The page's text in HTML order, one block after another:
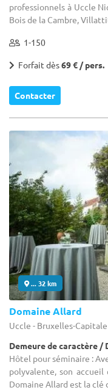
professionnels à Uccle
Bois de la Cambre,
1-150
Forfait dès69 € / pers.
Contacter
... 32 km
Domaine Allard
Uccle - Bruxelles-
Demeure de caractère /
Hôtel pour séminaire :
polyvalente, son accueil
Domaine Allard est la clé